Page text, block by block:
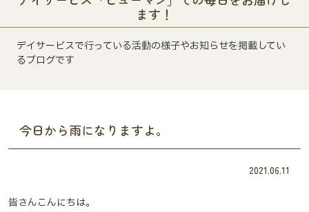
ます！
デイサービスで行っている活動の様子やお知らせを掲載してい
るブログです
今日から雨になりますよ。
2021.06.11
皆さんこんにちは。